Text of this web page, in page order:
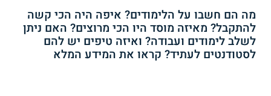
מה הם חשבו על הלימודים? איפה היה הכי קשה
להתקבל? מאיזה מוסד היו הכי מרוצים? האם ניתן
לשלב לימודים ועבודה? ואיזה טיפים יש להם
לסטודנטים לעתיד? קראו את המידע המלא